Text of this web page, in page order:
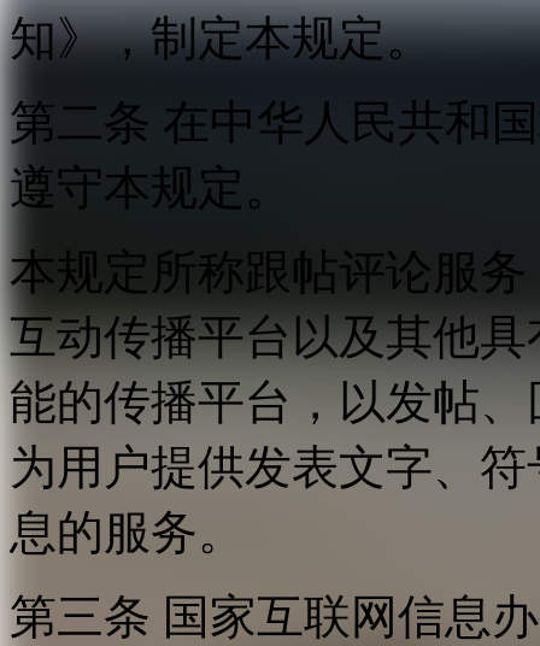
知》，制定本规定。
第二条 在中华人民共和
遵守本规定。
本规定所称跟帖评论服
互动传播平台以及其他
能的传播平台，以发帖
为用户提供发表文字、
息的服务。
第三条 国家互联网信息